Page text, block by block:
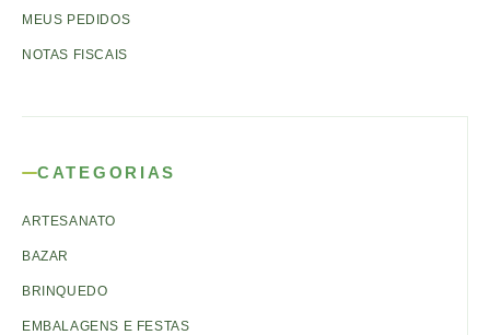
MEUS PEDIDOS
NOTAS FISCAIS
CATEGORIAS
ARTESANATO
BAZAR
BRINQUEDO
EMBALAGENS E FESTAS